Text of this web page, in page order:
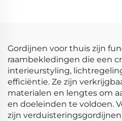
Gordijnen voor thuis zijn
raambekledingen die een
interieurstyling,
efficiëntie. Ze zijn
materialen en lengtes om
en doeleinden te voldoen.
zijn